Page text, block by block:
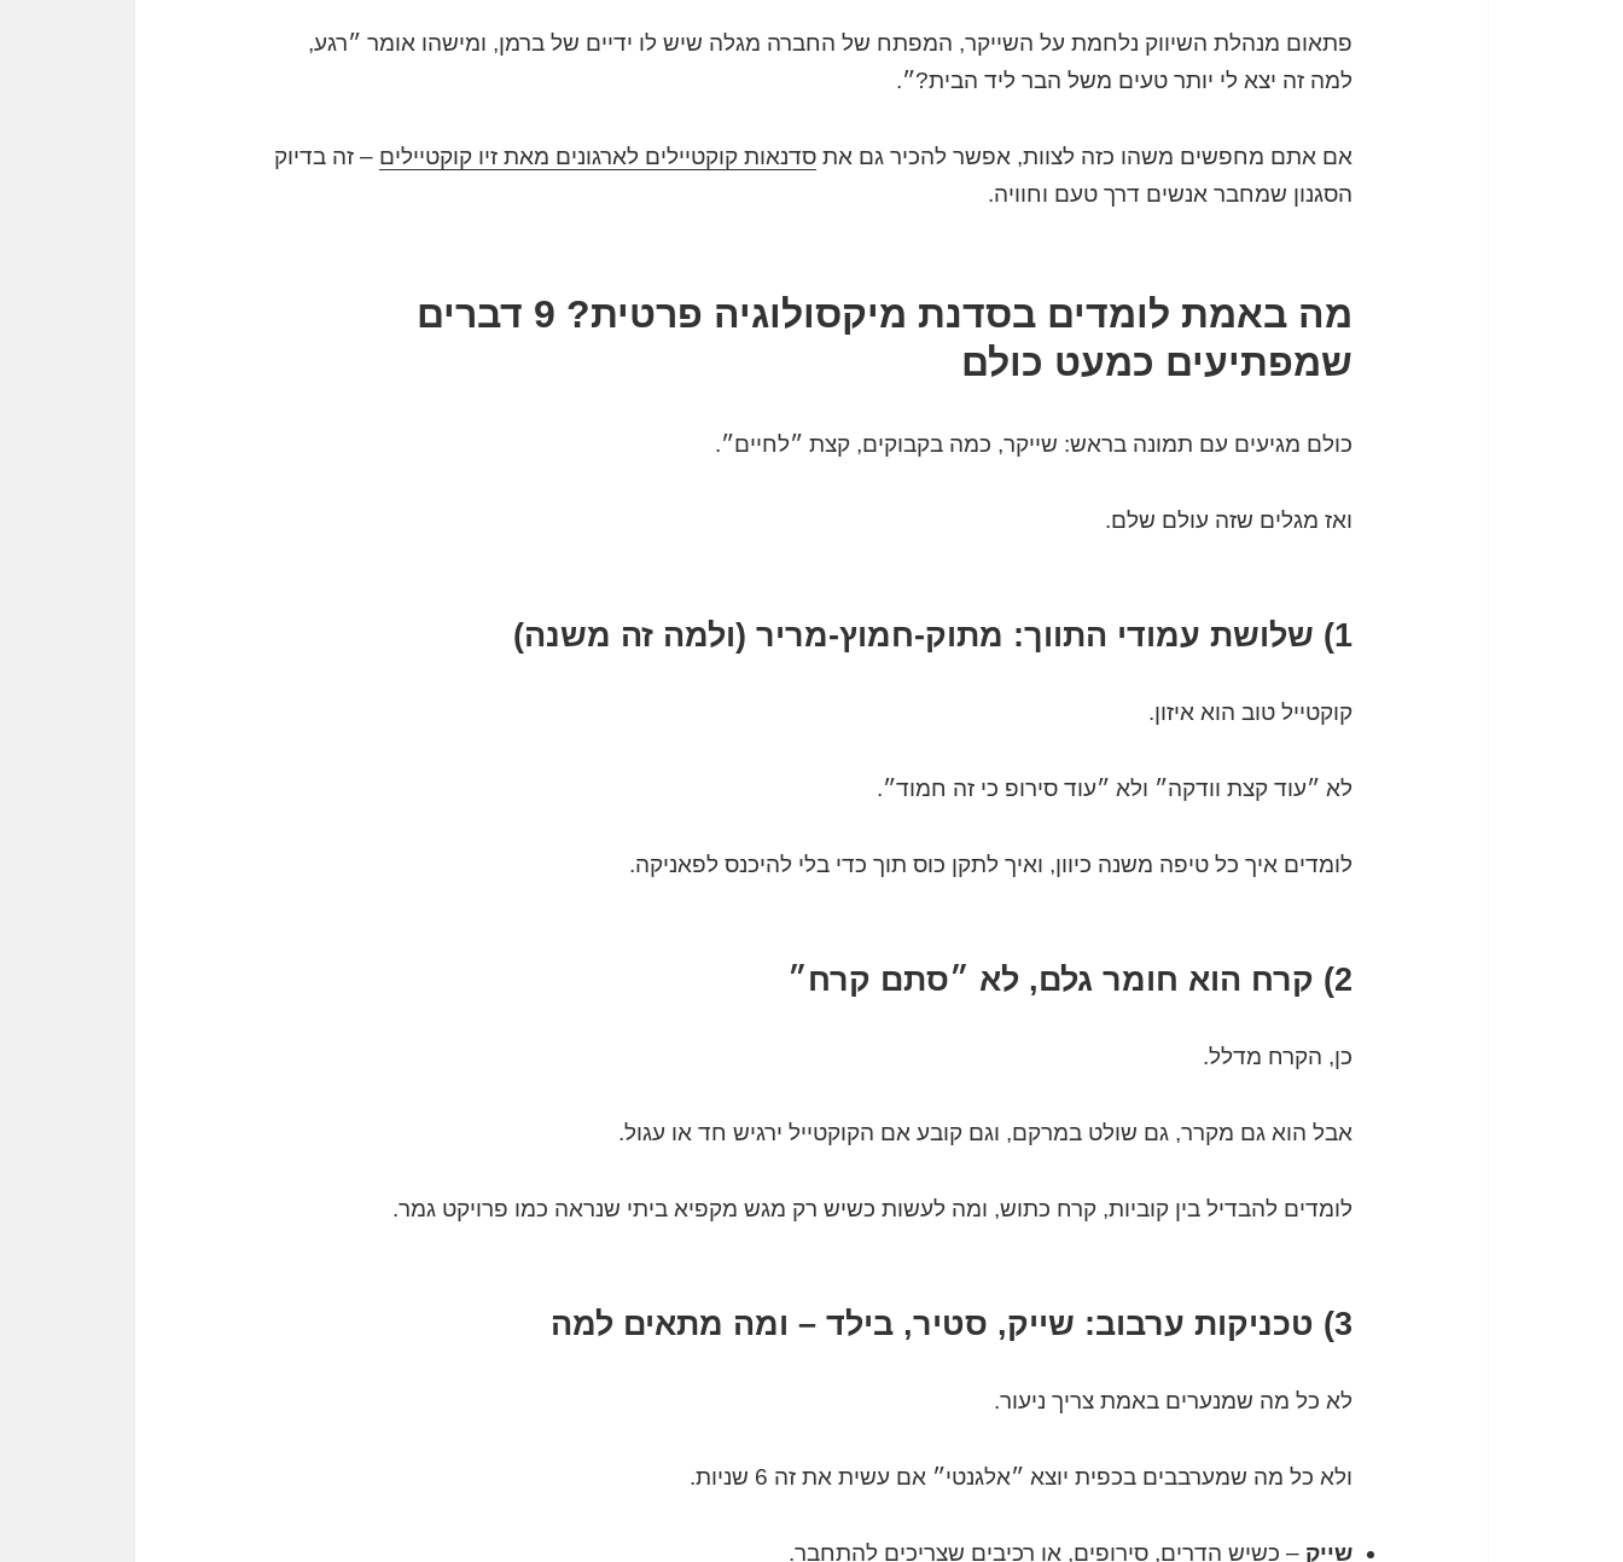
פתאום מנהלת השיווק נלחמת על השייקר, המפתח של החברה מגלה שיש לו ידיים של ברמן, ומישהו אומר ״רגע,
למה זה יצא לי יותר טעים משל הבר ליד הבית?״.
אם אתם מחפשים משהו כזה לצוות, אפשר להכיר גם את סדנאות קוקטיילים לארגונים מאת זיו קוקטיילים – זה בדיוק
הסגנון שמחבר אנשים דרך טעם וחוויה.
מה באמת לומדים בסדנת מיקסולוגיה פרטית? 9 דברים
שמפתיעים כמעט כולם
כולם מגיעים עם תמונה בראש: שייקר, כמה בקבוקים, קצת ״לחיים״.
ואז מגלים שזה עולם שלם.
1) שלושת עמודי התווך: מתוק-חמוץ-מריר (ולמה זה משנה)
קוקטייל טוב הוא איזון.
לא ״עוד קצת וודקה״ ולא ״עוד סירופ כי זה חמוד״.
לומדים איך כל טיפה משנה כיוון, ואיך לתקן כוס תוך כדי בלי להיכנס לפאניקה.
2) קרח הוא חומר גלם, לא ״סתם קרח״
כן, הקרח מדלל.
אבל הוא גם מקרר, גם שולט במרקם, וגם קובע אם הקוקטייל ירגיש חד או עגול.
לומדים להבדיל בין קוביות, קרח כתוש, ומה לעשות כשיש רק מגש מקפיא ביתי שנראה כמו פרויקט גמר.
3) טכניקות ערבוב: שייק, סטיר, בילד – ומה מתאים למה
לא כל מה שמנערים באמת צריך ניעור.
ולא כל מה שמערבבים בכפית יוצא ״אלגנטי״ אם עשית את זה 6 שניות.
שייק – כשיש הדרים, סירופים, או רכיבים שצריכים להתחבר.